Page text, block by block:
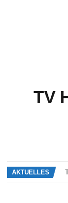
TV
AKTUELLES